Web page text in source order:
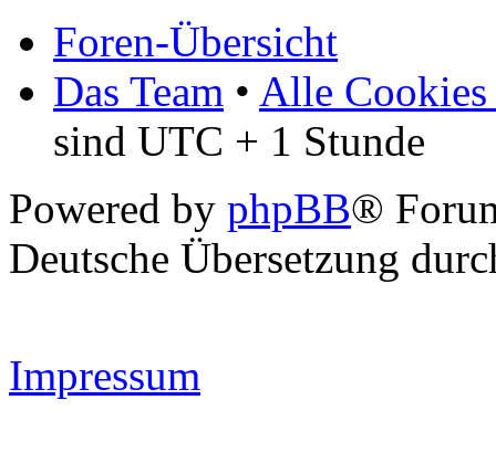
Foren-Übersicht
Das Team • Alle Cookies
sind UTC + 1 Stunde
Powered by phpBB®
Deutsche Übersetzung
Impressum